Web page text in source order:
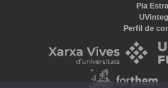
Pla
Perfil de